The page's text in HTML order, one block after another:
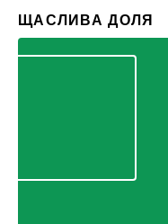
ЩАСЛИВА ДОЛЯ